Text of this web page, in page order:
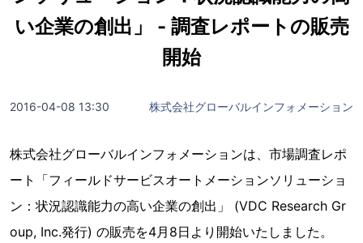
い企業の創出」 - 調査レポートの販売
開始
2016-04-08 13:30 株式会社グローバルインフォメーション
株式会社グローバルインフォメーションは、市場調査レポ
ート「フィールドサービスオートメーションソリューショ
ン：状況認識能力の高い企業の創出」 (VDC Research Gr
oup, Inc.発行) の販売を4月8日より開始いたしました。